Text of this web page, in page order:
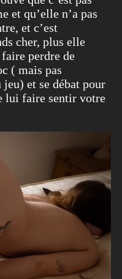
et qu’elle n’a pas
et c’est
cher, plus elle
perdre de
( mais pas
et se débat pour
lui faire sentir votre